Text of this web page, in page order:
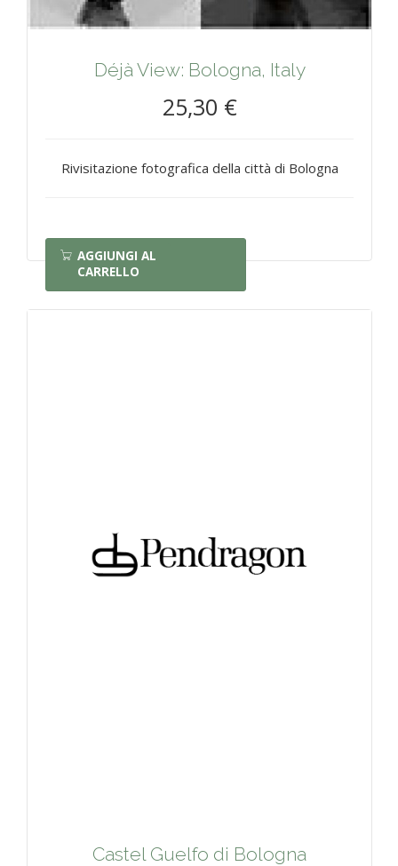
Déjà View: Bologna, Italy
25,30 €
Rivisitazione fotografica della città di Bologna
AGGIUNGI AL
CARRELLO
Castel Guelfo di Bologna